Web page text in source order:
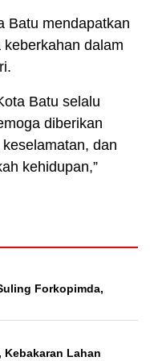
Batu mendapatkan
dalam
Batu selalu
diberikan
dan
kehidupan,”
Forkopimda,
Kebakaran Lahan